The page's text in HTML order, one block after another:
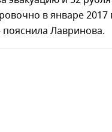
в январе 2017
Лавринова.